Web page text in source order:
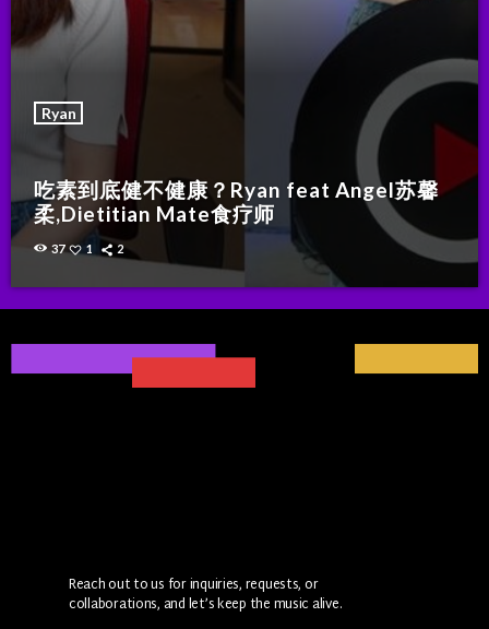
Ryan
吃素到底健不健康？Ryan feat Angel苏馨
柔,Dietitian Mate食疗师
37 1 2
Reach out to us for inquiries, requests, or
collaborations, and let’s keep the music alive.